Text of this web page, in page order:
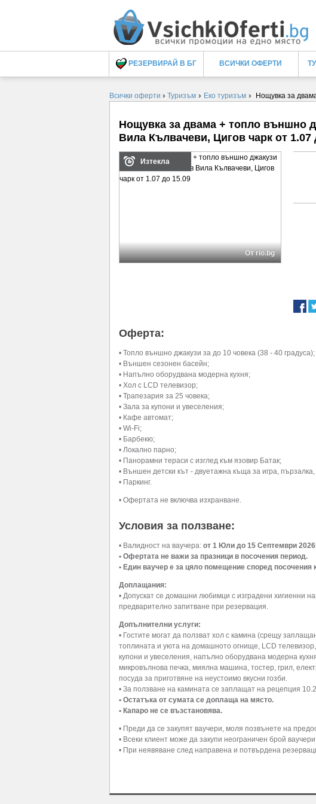
РЕЗЕРВИРАЙ В БГ ВСИЧКИ ОФЕРТИ
Всички оферти › Туризъм › Еко туризъм › Нощувка за
Нощувка за двама + топло външно
Вила Кълвачеви, Цигов чарк от 1.07
Изтекла
От rio.bg
Оферта:
• Топло външно джакузи за до 10 човека (38 - 40 градуса);
• Външен сезонен басейн;
• Напълно оборудвана модерна кухня;
• Хол с LCD телевизор;
• Трапезария за 25 човека;
• Зала за купони и увеселения;
• Кафе автомат;
• Wi-Fi;
• Барбекю;
• Локално парно;
• Панорамни тераси с изглед към язовир Батак;
• Външен детски кът - двуетажна къща за игра,
• Паркинг.
• Офертата не включва изхранване.
Условия за ползване:
• Валидност на ваучера: от 1 Юли до 15 Септември
• Офертата не важи за празници в посочения период.
• Един ваучер е за цяло помещение според посочения
Доплащания:
• Допускат се домашни любимци с изградени хигиенни
предварително запитване при резервация.
Допълнителни услуги:
• Гостите могат да ползват хол с камина (срещу
топлината и уюта на домашното огнище, LCD
купони и увеселения, напълно оборудвана модерна
микровълнова печка, миялна машина, тостер, грил,
посуда за приготвяне на неустоимо вкусни гозби.
• За ползване на камината се заплащат на рецепция
• Остатъка от сумата се доплаща на място.
• Капаро не се възстановява.
• Преди да се закупят ваучери, моля позвънете на
• Всеки клиент може да закупи неограничен брой
• При неявяване след направена и потвърдена